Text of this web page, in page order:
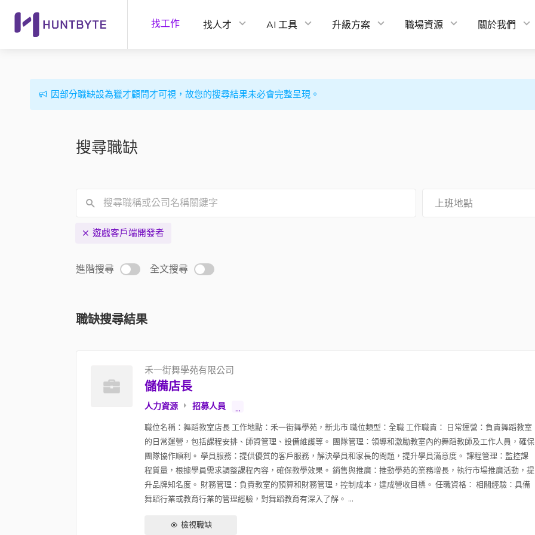
找工作 找人才 AI 工具 升級方案 職場資源 關於我們
因部分職缺設為獵才顧問才可視，故您的搜尋結果未必會完整呈現。
搜尋職缺
上班地點
遊戲客戶端開發者
進階搜尋 全文搜尋
職缺搜尋結果
禾一街舞學苑有限公司
儲備店長
人力資源 招募人員 ...
職位名稱：舞蹈教室店長 工作地點：禾一街舞學苑，新北市 職位類型：全職 工作職責： 日常運營：負責舞蹈教室
的日常運營，包括課程安排、師資管理、設備維護等。 團隊管理：領導和激勵教室內的舞蹈教師及工作人員，確保
團隊協作順利。 學員服務：提供優質的客戶服務，解決學員和家長的問題，提升學員滿意度。 課程管理：監控課
程質量，根據學員需求調整課程內容，確保教學效果。 銷售與推廣：推動學苑的業務增長，執行市場推廣活動，提
升品牌知名度。 財務管理：負責教室的預算和財務管理，控制成本，達成營收目標。 任職資格： 相關經驗：具備
舞蹈行業或教育行業的管理經驗，對舞蹈教育有深入了解。 ...
檢視職缺